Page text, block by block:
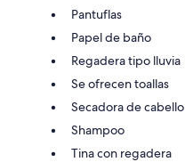
Pantuflas
Papel de baño
Regadera tipo lluvia
Se ofrecen toallas
Secadora de cabello
Shampoo
Tina con regadera